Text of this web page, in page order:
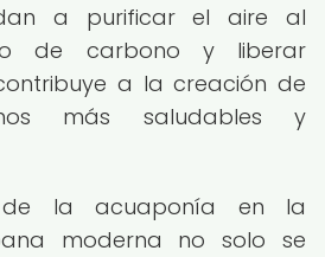
a purificar el aire al
de carbono y liberar
a la creación de
más saludables y
de la acuaponía en la
moderna no solo se